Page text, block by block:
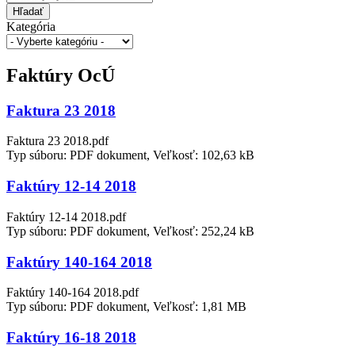
Hľadať
Kategória
Faktúry OcÚ
Faktura 23 2018
Faktura 23 2018.pdf
Typ súboru: PDF dokument, Veľkosť: 102,63 kB
Faktúry 12-14 2018
Faktúry 12-14 2018.pdf
Typ súboru: PDF dokument, Veľkosť: 252,24 kB
Faktúry 140-164 2018
Faktúry 140-164 2018.pdf
Typ súboru: PDF dokument, Veľkosť: 1,81 MB
Faktúry 16-18 2018